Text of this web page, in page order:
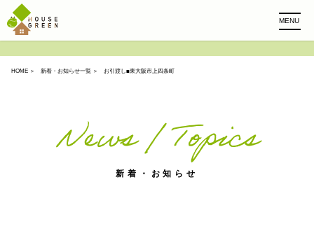
MENU
HOME ＞ 新着・お知らせ一覧 ＞ お引渡し■東大阪市上四条町
News / Topics
新着・お知らせ